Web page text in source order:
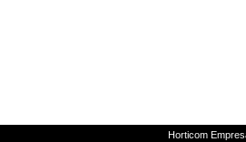
Horticom